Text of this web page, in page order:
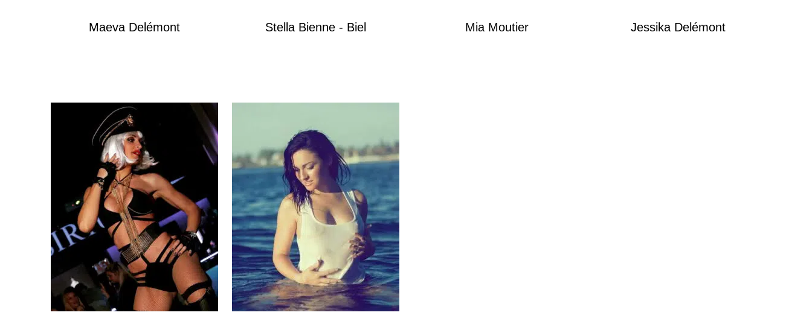
Maeva Delémont Stella Bienne - Biel Mia Moutier Jessika Delémont